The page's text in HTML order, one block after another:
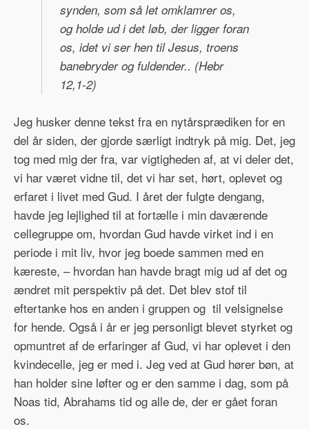
synden, som så let omklamrer os,
og holde ud i det løb, der ligger foran
os, idet vi ser hen til Jesus, troens
banebryder og fuldender.. (Hebr
12,1-2)
Jeg husker denne tekst fra en nytårsprædiken for en
del år siden, der gjorde særligt indtryk på mig. Det, jeg
tog med mig der fra, var vigtigheden af, at vi deler det,
vi har været vidne til, det vi har set, hørt, oplevet og
erfaret i livet med Gud. I året der fulgte dengang,
havde jeg lejlighed til at fortælle i min daværende
cellegruppe om, hvordan Gud havde virket ind i en
periode i mit liv, hvor jeg boede sammen med en
kæreste, – hvordan han havde bragt mig ud af det og
ændret mit perspektiv på det. Det blev stof til
eftertanke hos en anden i gruppen og til velsignelse
for hende. Også i år er jeg personligt blevet styrket og
opmuntret af de erfaringer af Gud, vi har oplevet i den
kvindecelle, jeg er med i. Jeg ved at Gud hører bøn, at
han holder sine løfter og er den samme i dag, som på
Noas tid, Abrahams tid og alle de, der er gået foran
os.